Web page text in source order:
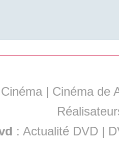
| Cinéma de
: Actualité DVD |